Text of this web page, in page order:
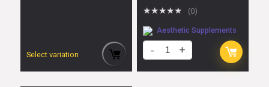
Select variation
★★★★★ (0)
Aesthetic Supplements